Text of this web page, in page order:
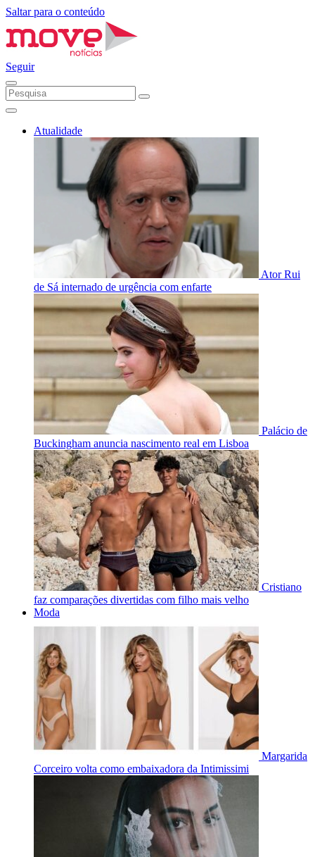
Saltar para o conteúdo
Seguir
Atualidade
Ator Rui
de Sá internado de urgência com enfarte
Palácio de
Buckingham anuncia nascimento real em Lisboa
Cristiano
faz comparações divertidas com filho mais velho
Moda
Margarida
Corceiro volta como embaixadora da Intimissimi